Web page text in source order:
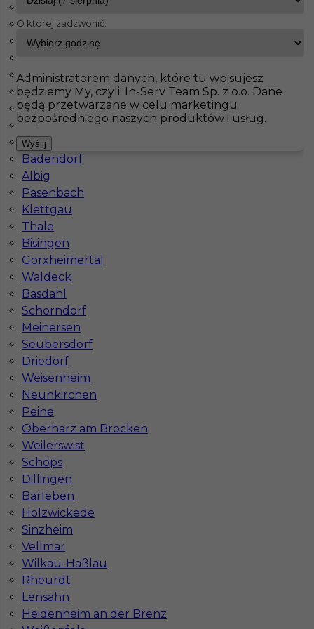
InServ Oferty pracy
Pokaż filtr
Fürstenfeldbruck
Bad Schmiedeberg
Jahnatal
Ecklak
Brieselang
Langerringen
Maintal
Haiterbach
Badendorf
Albig
Pasenbach
Klettgau
Thale
Bisingen
Gorxheimertal
Waldeck
Basdahl
Schorndorf
Meinersen
Seubersdorf
Driedorf
Weisenheim
Neunkirchen
Peine
Oberharz am Brocken
Weilerswist
Schöps
Dillingen
Barleben
Holzwickede
Sinzheim
Vellmar
Wilkau-Haßlau
Rheurdt
Lensahn
Heidenheim an der Brenz
Praca dla montera okien w Niemczech
Kategoria Prace wykończeniowe
Lokalizacja Niemcy
Wymagane języki
Stawka 18 - 20 € / h
1
Znaleziono 1 wyników
Jak znaleźć pracę za granicą?
Czy praca Niemcy na budowie nadal się
opłaca przy obecnych kosztach życia?
O której zadzwonić:
Administratorem danych, które tu wpisujesz
będziemy My, czyli: In-Serv Team Sp. z o.o. Dane
będą przetwarzane w celu marketingu
bezpośredniego naszych produktów i usług.
Wyślij